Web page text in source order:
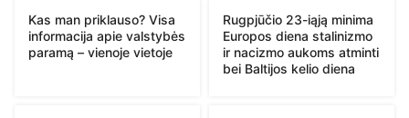
Kas man priklauso? Visa
informacija apie valstybės
paramą – vienoje vietoje
Rugpjūčio 23-iąją minima
Europos diena stalinizmo
ir nacizmo aukoms atminti
bei Baltijos kelio diena